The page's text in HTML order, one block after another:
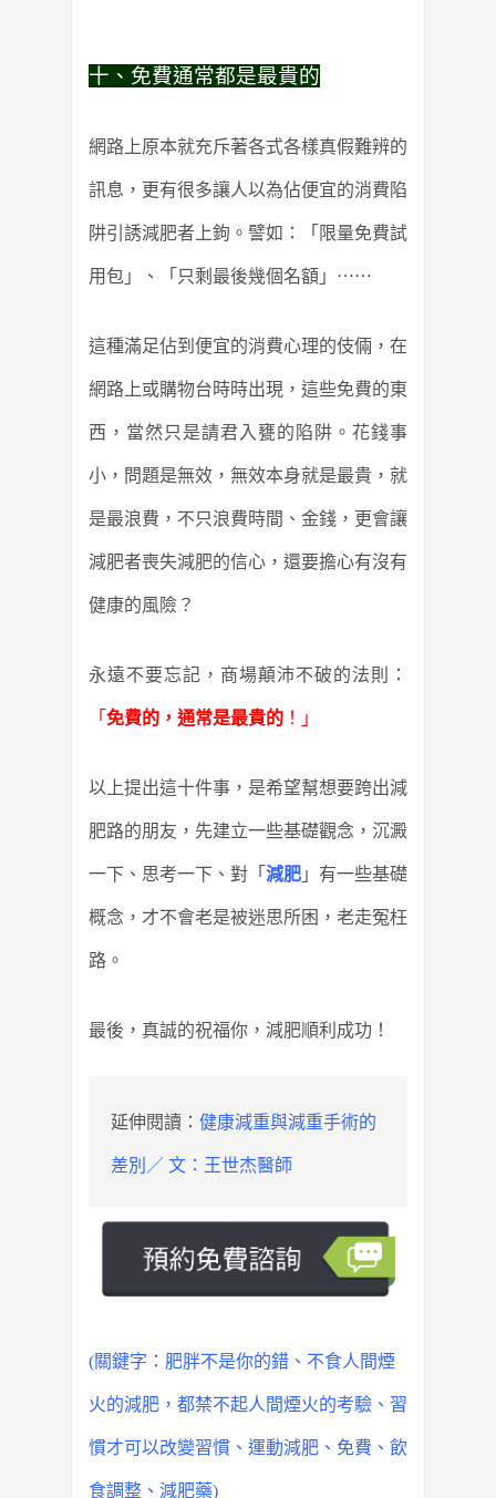
十、免費通常都是最貴的
網路上原本就充斥著各式各樣真假難辨的
訊息，更有很多讓人以為佔便宜的消費陷
阱引誘減肥者上鉤。譬如：「限量免費試
用包」、「只剩最後幾個名額」⋯⋯
這種滿足佔到便宜的消費心理的伎倆，在
網路上或購物台時時出現，這些免費的東
西，當然只是請君入甕的陷阱。花錢事
小，問題是無效，無效本身就是最貴，就
是最浪費，不只浪費時間、金錢，更會讓
減肥者喪失減肥的信心，還要擔心有沒有
健康的風險？
永遠不要忘記，商場顛沛不破的法則：
「 免費的，通常是最貴的 ！」
以上提出這十件事，是希望幫想要跨出減
肥路的朋友，先建立一些基礎觀念，沉澱
一下、思考一下、對「 減肥 」有一些基礎
概念，才不會老是被迷思所困，老走冤枉
路。
最後，真誠的祝福你，減肥順利成功！
延伸閱讀： 健康減重與減重手術的
差別／ 文：王世杰醫師
(關鍵字：肥胖不是你的錯、 不食人間煙
火的減肥，都禁不起人間煙火的考驗 、 習
慣才可以改變習慣 、 運動減肥 、免費、飲
食調整、減肥藥)